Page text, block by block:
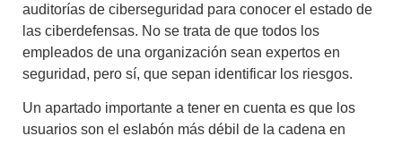
auditorías de ciberseguridad para conocer el estado de
las ciberdefensas. No se trata de que todos los
empleados de una organización sean expertos en
seguridad, pero sí, que sepan identificar los riesgos.
Un apartado importante a tener en cuenta es que los
usuarios son el eslabón más débil de la cadena en